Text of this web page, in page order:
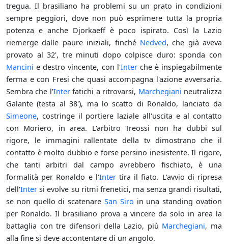
tregua. Il brasiliano ha problemi su un prato in condizioni
sempre peggiori, dove non può esprimere tutta la propria
potenza e anche Djorkaeff è poco ispirato. Così la Lazio
riemerge dalle paure iniziali, finché Nedved, che già aveva
provato al 32', tre minuti dopo colpisce duro: sponda con
Mancini e destro vincente, con l'Interche è inspiegabilmente
ferma e con Fresi che quasi accompagna l'azione avversaria.
Sembra che l'Interfatichi a ritrovarsi, Marchegiani neutralizza
Galante (testa al 38'), ma lo scatto di Ronaldo, lanciato da
Simeone, costringe il portiere laziale all'uscita e al contatto
con Moriero, in area. L'arbitro Treossi non ha dubbi sul
rigore, le immagini rallentate della tv dimostrano che il
contatto è molto dubbio e forse persino inesistente. Il rigore,
che tanti arbitri dal campo avrebbero fischiato, è una
formalità per Ronaldo e l'Intertira il fiato. L'avvio di ripresa
dell'Inter si evolve su ritmi frenetici, ma senza grandi risultati,
se non quello di scatenare San Siro in una standing ovation
per Ronaldo. Il brasiliano prova a vincere da solo in area la
battaglia con tre difensori della Lazio, più Marchegiani, ma
alla fine si deve accontentare di un angolo.